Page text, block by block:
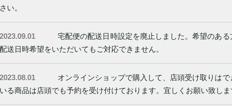
さい。
2023.09.01
宅配便の配送日時設定を廃止しました。希望のあ
配送日時希望をいただいてもご対応できません。
2023.08.01
オンラインショップで購入して、店頭受け取りは
いる商品は店頭でも予約を受け付けております。宜しくお願い致しま